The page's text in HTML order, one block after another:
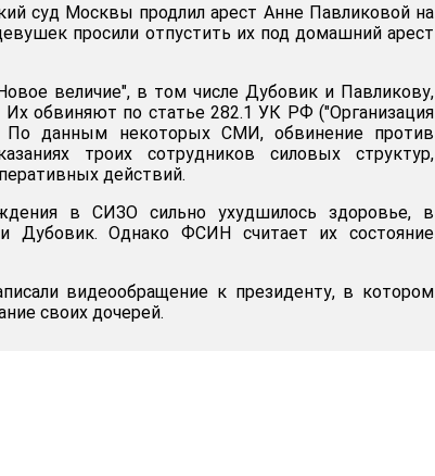
суд Москвы продлил арест Анне Павликовой на
просили отпустить их под домашний арест
величие", в том числе Дубовик и Павликову,
обвиняют по статье 282.1 УК РФ ("Организация
По данным некоторых СМИ, обвинение против
троих сотрудников силовых структур,
действий.
в СИЗО сильно ухудшилось здоровье, в
и Дубовик. Однако ФСИН считает их состояние
видеообращение к президенту, в котором
своих дочерей.